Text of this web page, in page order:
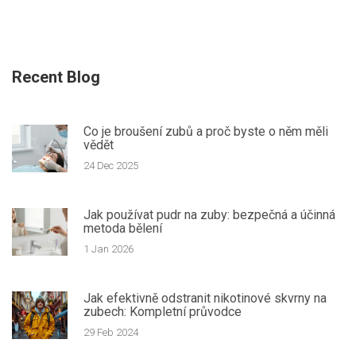
Recent Blog
Co je broušení zubů a proč byste o něm měli
vědět
24 Dec 2025
Jak používat pudr na zuby: bezpečná a účinná
metoda bělení
1 Jan 2026
Jak efektivně odstranit nikotinové skvrny na
zubech: Kompletní průvodce
29 Feb 2024